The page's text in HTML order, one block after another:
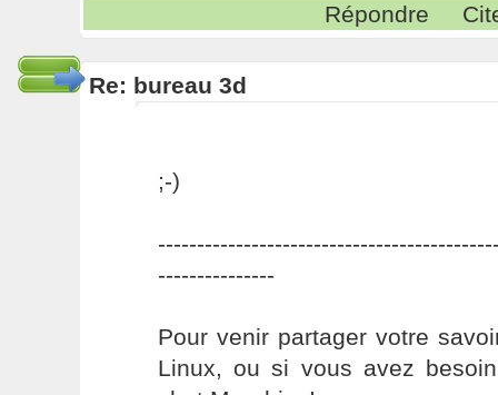
Répondre
Re: bureau 3d
;-)
---------------
Pour venir partager votre
Linux, ou si vous avez